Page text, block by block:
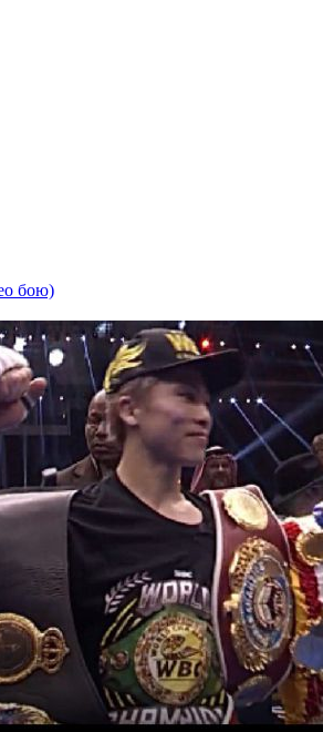
бою)